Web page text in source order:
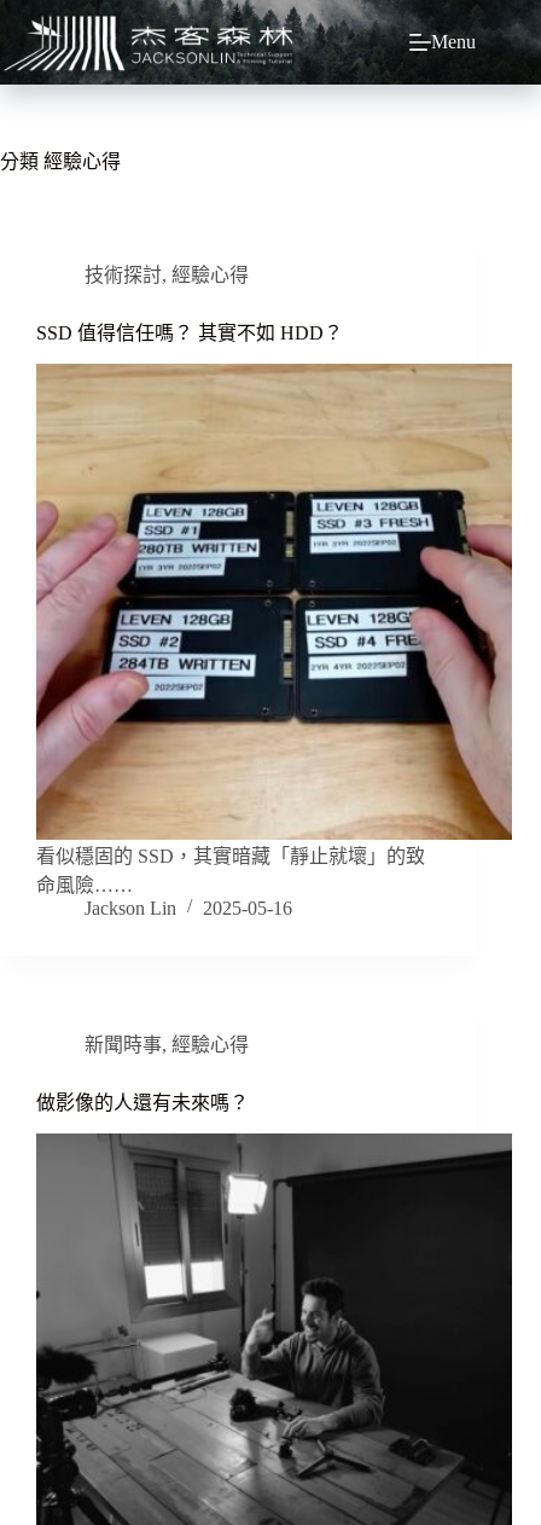
主
容
Menu
分類 經驗心得
技術探討, 經驗心得
SSD 值得信任嗎？ 其實不如 HDD？
看似穩固的 SSD，其實暗藏「靜止就壞」的致
命風險……
Jackson Lin
2025-05-16
新聞時事, 經驗心得
做影像的人還有未來嗎？